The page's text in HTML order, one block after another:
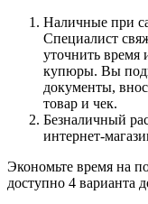
Наличные при
Специалист
уточнить время
купюры. Вы
документы,
товар и чек.
Безналичный
интернет-
Экономьте время на
доступно 4 варианта